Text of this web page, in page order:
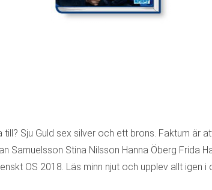
till? Sju Guld sex silver och ett brons. Faktum är
Samuelsson Stina Nilsson Hanna Öberg Frida
OS 2018. Läs minn njut och upplev allt igen i